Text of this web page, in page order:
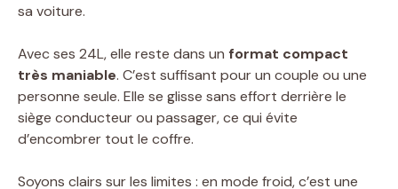
sa voiture.
Avec ses 24L, elle reste dans un format compact
très maniable. C’est suffisant pour un couple ou une
personne seule. Elle se glisse sans effort derrière le
siège conducteur ou passager, ce qui évite
d’encombrer tout le coffre.
Soyons clairs sur les limites : en mode froid, c’est une